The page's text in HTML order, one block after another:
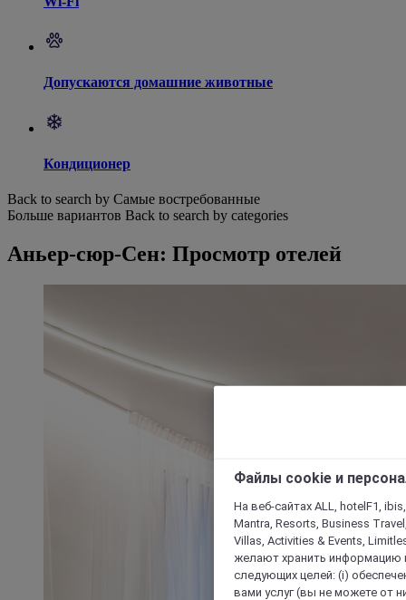
Допускаются домашние животные
Кондиционер
Back to search by Самые востребованные
Больше вариантов Back to search by categories
Аньер-сюр-Сен: Просмотр отелей
Файлы cookie и
На веб-сайтах ALL, hotelF1,
Mantra, Resorts, Business
Villas, Activities & Events,
желают хранить информацию
следующих целей: (i)
вами услуг (вы не можете от